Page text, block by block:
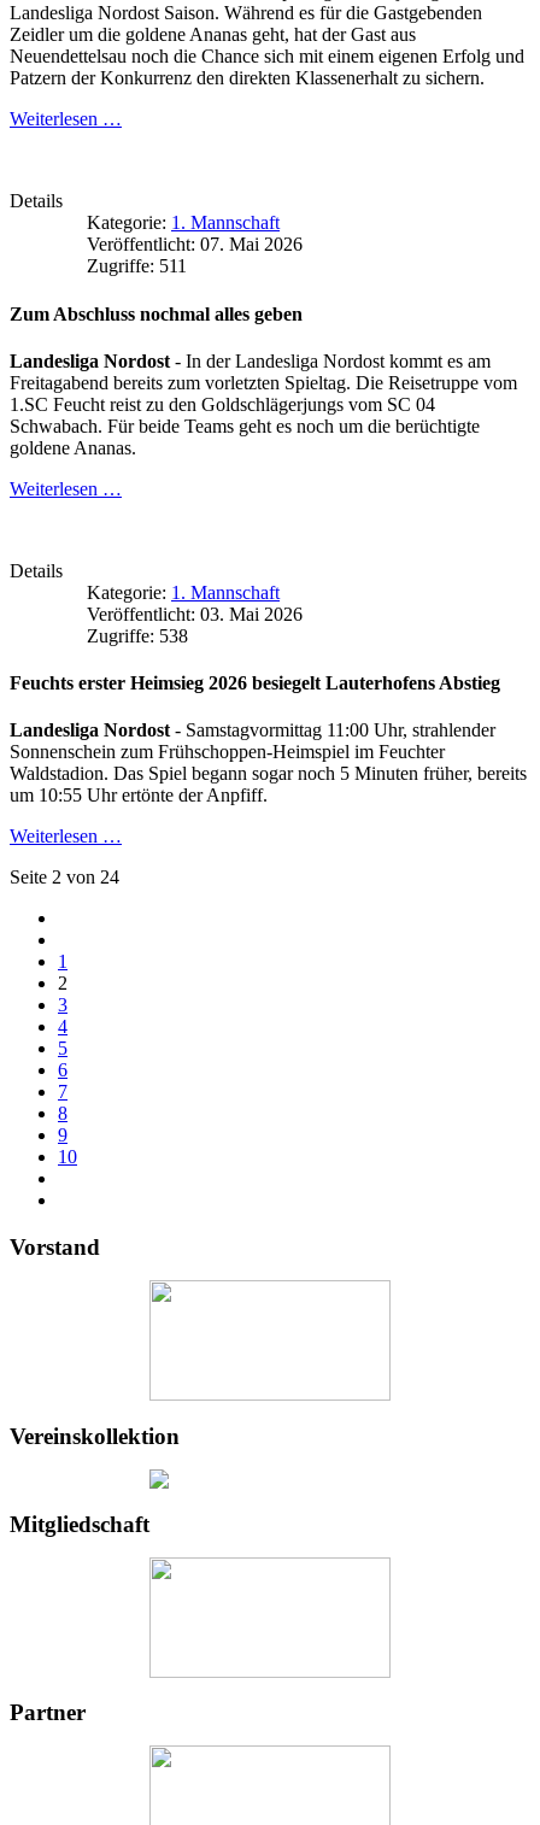
Landesliga Nordost Saison. Während es für die Gastgebenden
Zeidler um die goldene Ananas geht, hat der Gast aus
Neuendettelsau noch die Chance sich mit einem eigenen Erfolg und
Patzern der Konkurrenz den direkten Klassenerhalt zu sichern.
Weiterlesen …
Details
Kategorie: 1. Mannschaft
Veröffentlicht: 07. Mai 2026
Zugriffe: 511
Zum Abschluss nochmal alles geben
Landesliga Nordost - In der Landesliga Nordost kommt es am
Freitagabend bereits zum vorletzten Spieltag. Die Reisetruppe vom
1.SC Feucht reist zu den Goldschlägerjungs vom SC 04
Schwabach. Für beide Teams geht es noch um die berüchtigte
goldene Ananas.
Weiterlesen …
Details
Kategorie: 1. Mannschaft
Veröffentlicht: 03. Mai 2026
Zugriffe: 538
Feuchts erster Heimsieg 2026 besiegelt Lauterhofens Abstieg
Landesliga Nordost- Samstagvormittag 11:00 Uhr, strahlender
Sonnenschein zum Frühschoppen-Heimspiel im Feuchter
Waldstadion. Das Spiel begann sogar noch 5 Minuten früher, bereits
um 10:55 Uhr ertönte der Anpfiff.
Weiterlesen …
Seite 2 von 24
1
2
3
4
5
6
7
8
9
10
Vorstand
Vereinskollektion
Mitgliedschaft
Partner